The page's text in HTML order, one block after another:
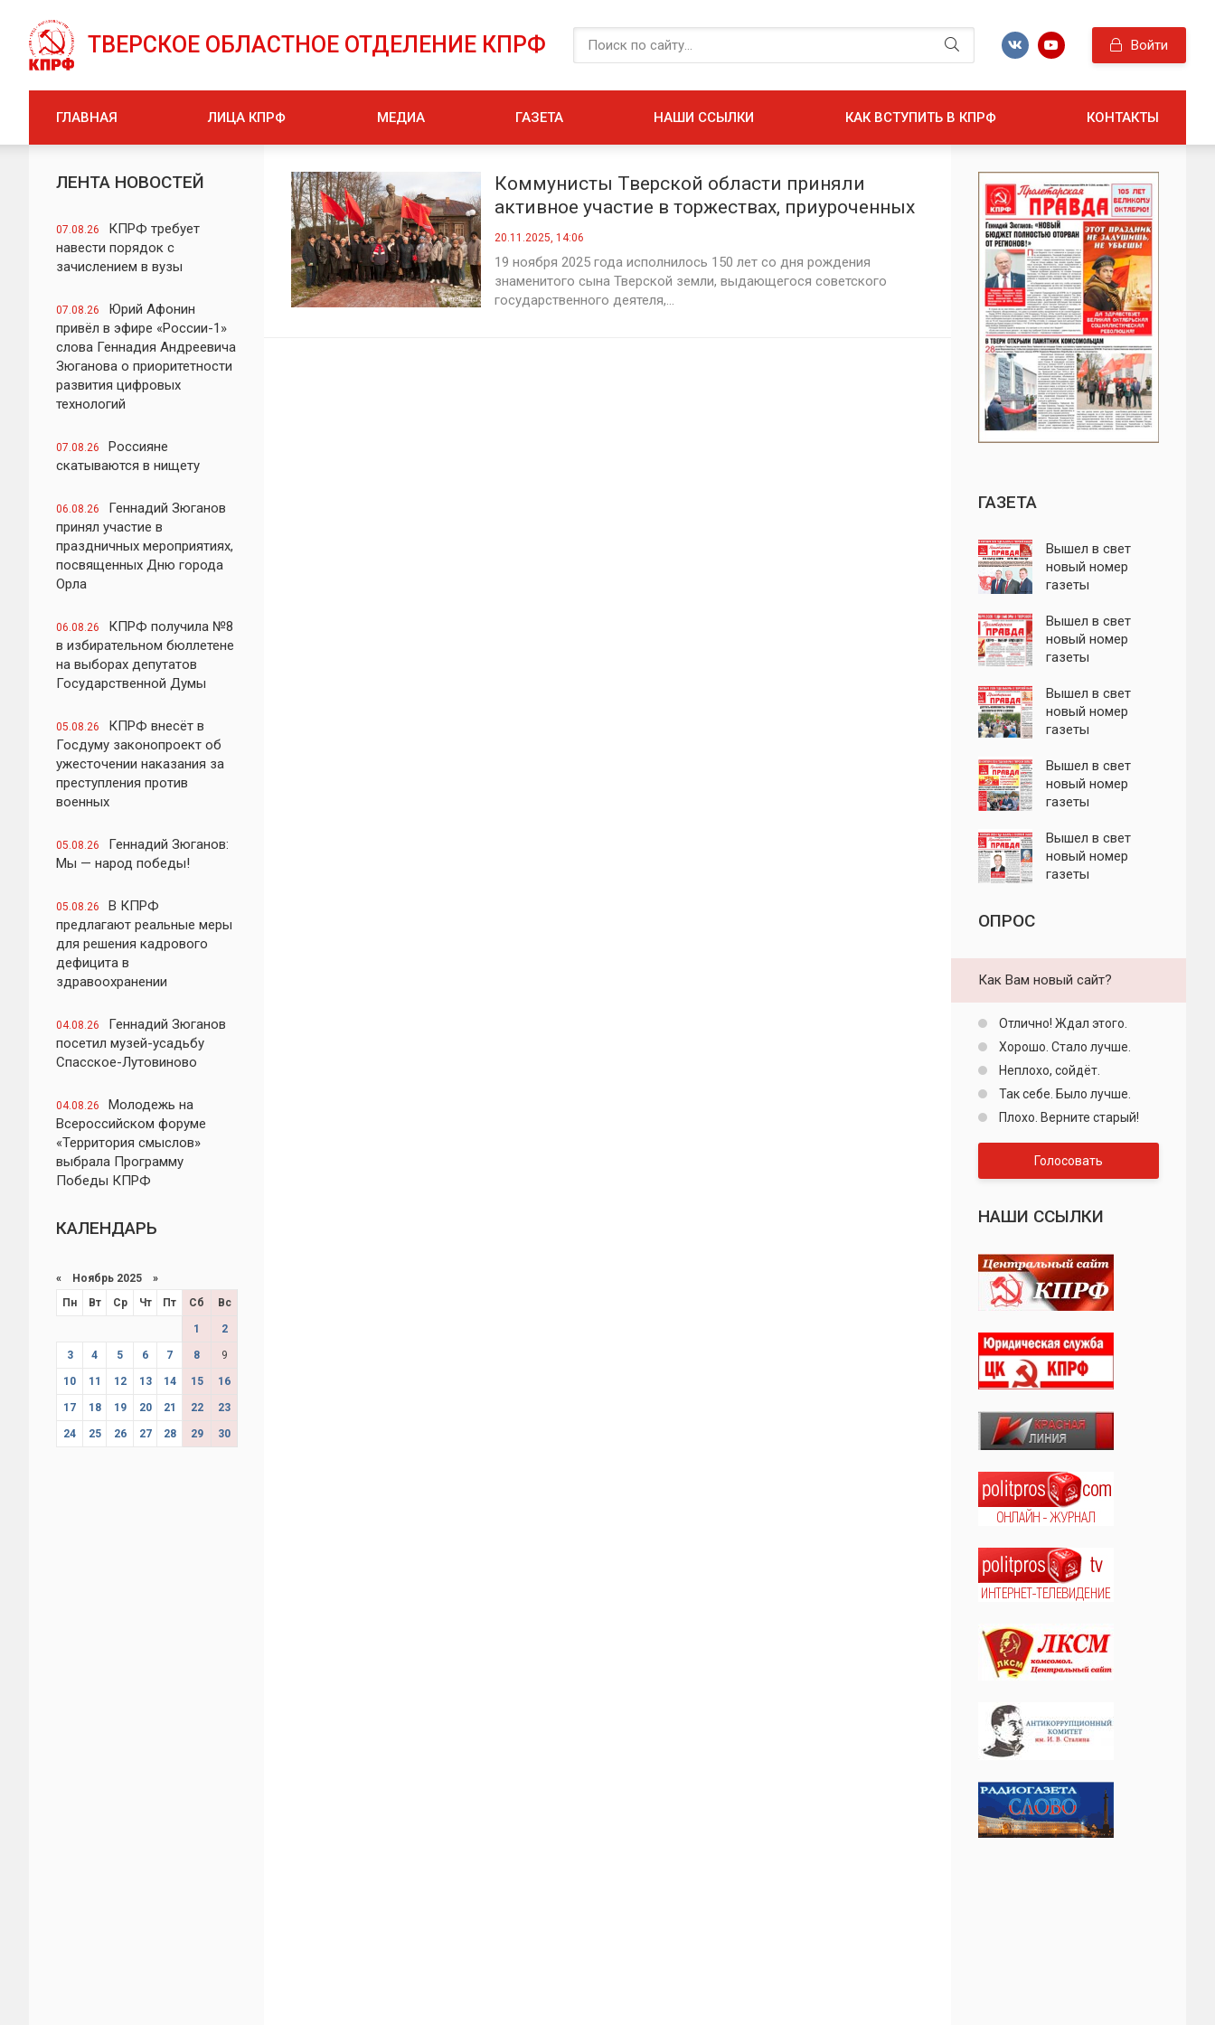
ТВЕРСКОЕ ОБЛАСТНОЕ ОТДЕЛЕНИЕ КПРФ Войти
ГЛАВНАЯ ЛИЦА КПРФ МЕДИА ГАЗЕТА НАШИ ССЫЛКИ КАК ВСТУПИТЬ В КПРФ КОНТАКТЫ
ЛЕНТА НОВОСТЕЙ
07.08.26
КПРФ требует
навести порядок с
зачислением в вузы
07.08.26
Юрий Афонин
привёл в эфире «России-1»
слова Геннадия Андреевича
Зюганова о приоритетности
развития цифровых
технологий
07.08.26
Россияне
скатываются в нищету
06.08.26
Геннадий Зюганов
принял участие в
праздничных мероприятиях,
посвященных Дню города
Орла
06.08.26
КПРФ получила №8
в избирательном бюллетене
на выборах депутатов
Государственной Думы
05.08.26
КПРФ внесёт в
Госдуму законопроект об
ужесточении наказания за
преступления против
военных
05.08.26
Геннадий Зюганов:
Мы — народ победы!
05.08.26
В КПРФ
предлагают реальные меры
для решения кадрового
дефицита в
здравоохранении
04.08.26
Геннадий Зюганов
посетил музей-усадьбу
Спасское-Лутовиново
04.08.26
Молодежь на
Всероссийском форуме
«Территория смыслов»
выбрала Программу
Победы КПРФ
КАЛЕНДАРЬ
« Ноябрь 2025 »
Пн
Вт Ср Чт Пт Сб Вс
1 2
3 4 5 6 7 8 9
10 11 12 13 14 15 16
17 18 19 20 21 22 23
24 25 26 27 28 29 30
Коммунисты Тверской области приняли
активное участие в торжествах, приуроченных
к 150-летию со дня рождения М. И. Калинина
20.11.2025, 14:06
19 ноября 2025 года исполнилось 150 лет со дня рождения
знаменитого сына Тверской земли, выдающегося советского
государственного деятеля,...
ГАЗЕТА
Вышел в свет
новый номер
газеты
правда"
Вышел в свет
новый номер
газеты
правда"
Вышел в свет
новый номер
газеты
правда"
Вышел в свет
новый номер
газеты
правда"
Вышел в свет
новый номер
газеты
ОПРОС
Как Вам новый сайт?
Отлично! Ждал этого.
Хорошо. Стало лучше.
Неплохо, сойдёт.
Так себе. Было лучше.
Плохо. Верните старый!
Голосовать
НАШИ ССЫЛКИ